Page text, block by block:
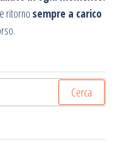
ritorno sempre a carico